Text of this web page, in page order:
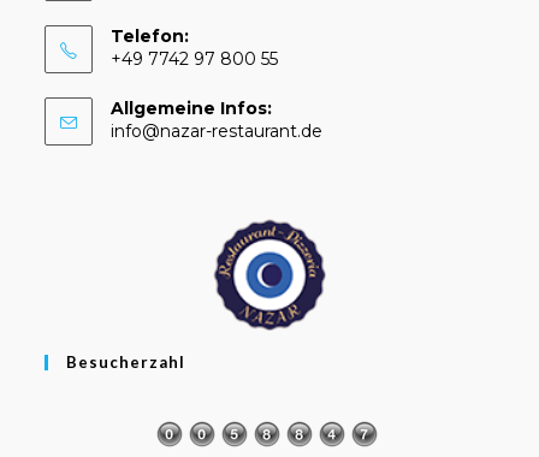
Telefon:
+49 7742 97 800 55
Allgemeine Infos:
info@nazar-restaurant.de
Besucherzahl